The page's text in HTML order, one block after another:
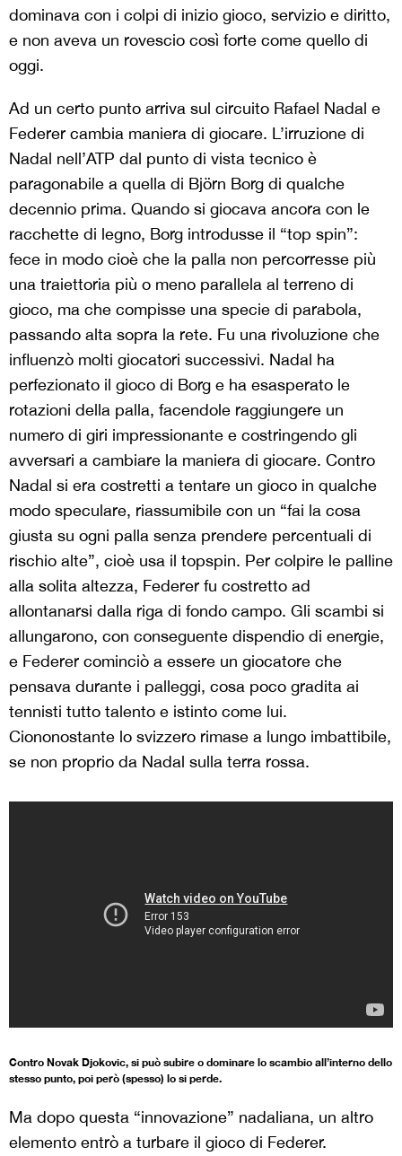
dominava con i colpi di inizio gioco, servizio e diritto,
e non aveva un rovescio così forte come quello di
oggi.
Ad un certo punto arriva sul circuito Rafael Nadal e
Federer cambia maniera di giocare. L’irruzione di
Nadal nell’ATP dal punto di vista tecnico è
paragonabile a quella di Björn Borg di qualche
decennio prima. Quando si giocava ancora con le
racchette di legno, Borg introdusse il “top spin”:
fece in modo cioè che la palla non percorresse più
una traiettoria più o meno parallela al terreno di
gioco, ma che compisse una specie di parabola,
passando alta sopra la rete. Fu una rivoluzione che
influenzò molti giocatori successivi. Nadal ha
perfezionato il gioco di Borg e ha esasperato le
rotazioni della palla, facendole raggiungere un
numero di giri impressionante e costringendo gli
avversari a cambiare la maniera di giocare. Contro
Nadal si era costretti a tentare un gioco in qualche
modo speculare, riassumibile con un “fai la cosa
giusta su ogni palla senza prendere percentuali di
rischio alte”, cioè usa il topspin. Per colpire le palline
alla solita altezza, Federer fu costretto ad
allontanarsi dalla riga di fondo campo. Gli scambi si
allungarono, con conseguente dispendio di energie,
e Federer cominciò a essere un giocatore che
pensava durante i palleggi, cosa poco gradita ai
tennisti tutto talento e istinto come lui.
Ciononostante lo svizzero rimase a lungo imbattibile,
se non proprio da Nadal sulla terra rossa.
Contro Novak Djokovic, si può subire o dominare lo scambio all’interno dello
stesso punto, poi però (spesso) lo si perde.
Ma dopo questa “innovazione” nadaliana, un altro
elemento entrò a turbare il gioco di Federer.